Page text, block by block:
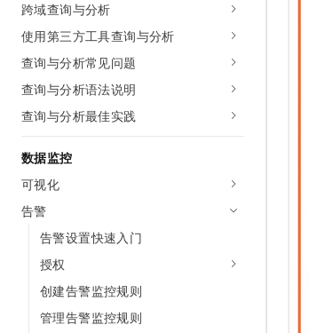
跨域查询与分析
使用第三方工具查询与分析
查询与分析常见问题
查询与分析语法说明
查询与分析最佳实践
数据监控
可视化
告警
告警设置快速入门
授权
创建告警监控规则
管理告警监控规则